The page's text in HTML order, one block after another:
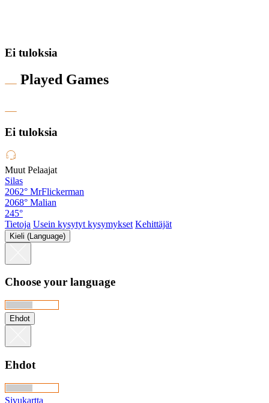
Ei tuloksia
Played Games
Ei tuloksia
Muut Pelaajat
Silas
2062° MrFlickerman
2068° Malian
245°
Tietoja Usein kysytyt kysymykset Kehittäjät
Kieli (Language)
Choose your language
Ehdot
Ehdot
Sivukartta